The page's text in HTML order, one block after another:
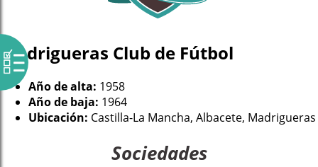
Madrigueras Club de Fútbol
Año de alta: 1958
Año de baja: 1964
Ubicación: Castilla-La Mancha, Albacete, Madrigueras
Sociedades